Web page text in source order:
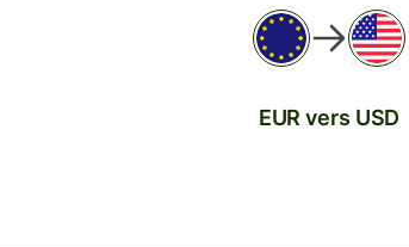
EUR vers USD